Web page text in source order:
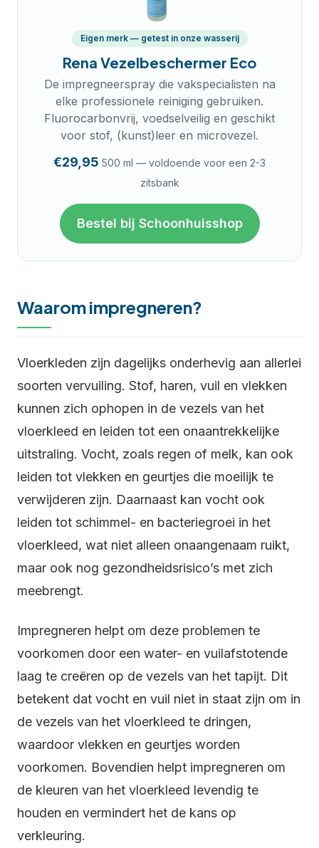
Eigen merk — getest in onze wasserij
Rena Vezelbeschermer Eco
De impregneerspray die vakspecialisten na
elke professionele reiniging gebruiken.
Fluorocarbonvrij, voedselveilig en geschikt
voor stof, (kunst)leer en microvezel.
€29,95 500 ml — voldoende voor een 2-3
zitsbank
Bestel bij Schoonhuisshop
Waarom impregneren?
Vloerkleden zijn dagelijks onderhevig aan allerlei
soorten vervuiling. Stof, haren, vuil en vlekken
kunnen zich ophopen in de vezels van het
vloerkleed en leiden tot een onaantrekkelijke
uitstraling. Vocht, zoals regen of melk, kan ook
leiden tot vlekken en geurtjes die moeilijk te
verwijderen zijn. Daarnaast kan vocht ook
leiden tot schimmel- en bacteriegroei in het
vloerkleed, wat niet alleen onaangenaam ruikt,
maar ook nog gezondheidsrisico’s met zich
meebrengt.
Impregneren helpt om deze problemen te
voorkomen door een water- en vuilafstotende
laag te creëren op de vezels van het tapijt. Dit
betekent dat vocht en vuil niet in staat zijn om in
de vezels van het vloerkleed te dringen,
waardoor vlekken en geurtjes worden
voorkomen. Bovendien helpt impregneren om
de kleuren van het vloerkleed levendig te
houden en vermindert het de kans op
verkleuring.